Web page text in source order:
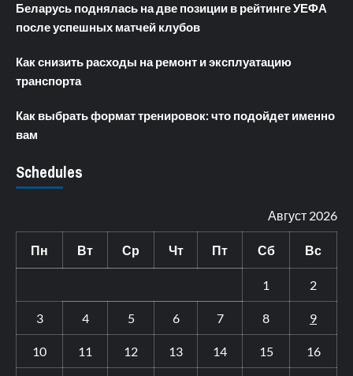
Беларусь поднялась на две позиции в рейтинге УЕФА
после успешных матчей клубов
Как снизить расходы на ремонт и эксплуатацию
транспорта
Как выбрать формат тренировок: что подойдет именно
вам
Schedules
Август 2026
Пн Вт Ср Чт Пт Сб Вс
1 2
3 4 5 6 7 8 9
10 11 12 13 14 15 16